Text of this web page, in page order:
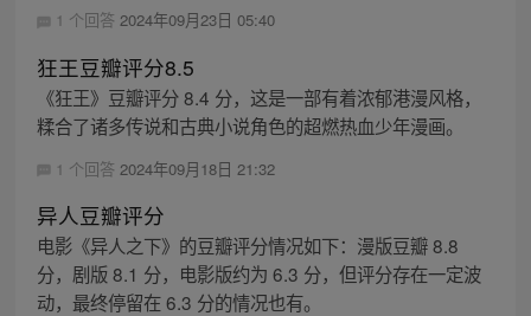
1 个回答 2024年09月23日 05:40
狂王豆瓣评分8.5
《狂王》豆瓣评分 8.4 分，这是一部有着浓郁港漫风格，
糅合了诸多传说和古典小说角色的超燃热血少年漫画。
1 个回答 2024年09月18日 21:32
异人豆瓣评分
电影《异人之下》的豆瓣评分情况如下：漫版豆瓣 8.8
分，剧版 8.1 分，电影版约为 6.3 分，但评分存在一定波
动，最终停留在 6.3 分的情况也有。